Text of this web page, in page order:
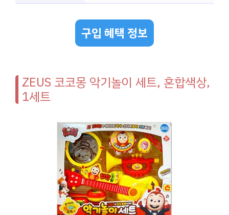
구입 혜택 정보
ZEUS 코코몽 악기놀이 세트, 혼합색상,
1세트